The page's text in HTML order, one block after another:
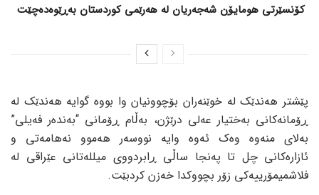
کۆنسێرتی هومایۆن شەجەریان لە هەرێمی کوردستان بەڕێوەدەچێت
پێشتر هەندێک لە خوێنەران بۆچوونیان وا بووە گوایە هەندێک لە
ڕۆمانەکانی بەختیار عەلی درێژن، بەڵام ڕۆمانی “بەندەر فەیلی”
بەلای منەوە وەک ئەوە وایە نووسەر هەموو نەهامەتی و
ئازارەکانی چل تا پەنجا ساڵی ڕابردووی میللەتانی عێراقی لە
فلاشمیمۆرییەکی زۆر بچووکدا خەزن کردبێت.